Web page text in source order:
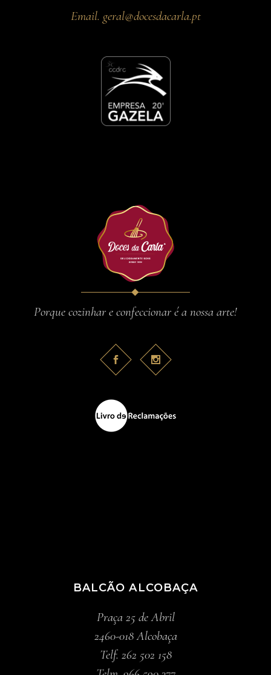
Email. geral@docesdacarla.pt
Porque cozinhar e confeccionar é a nossa arte!
BALCÃO ALCOBAÇA
Praça 25 de Abril
2460-018 Alcobaça
Telf. 262 502 158